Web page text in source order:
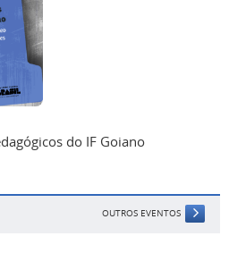
do IF Goiano
OUTROS EVENTOS